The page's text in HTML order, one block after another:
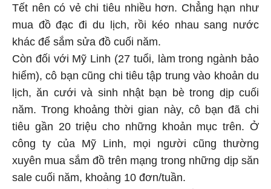
Tết nên có vẻ chi tiêu nhiều hơn. Chẳng hạn như
mua đồ đạc đi du lịch, rồi kéo nhau sang nước
khác để sắm sửa đồ cuối năm.
Còn đối với Mỹ Linh (27 tuổi, làm trong ngành bảo
hiểm), cô bạn cũng chi tiêu tập trung vào khoản du
lịch, ăn cưới và sinh nhật bạn bè trong dịp cuối
năm. Trong khoảng thời gian này, cô bạn đã chi
tiêu gần 20 triệu cho những khoản mục trên. Ở
công ty của Mỹ Linh, mọi người cũng thường
xuyên mua sắm đồ trên mạng trong những dịp săn
sale cuối năm, khoảng 10 đơn/tuần.